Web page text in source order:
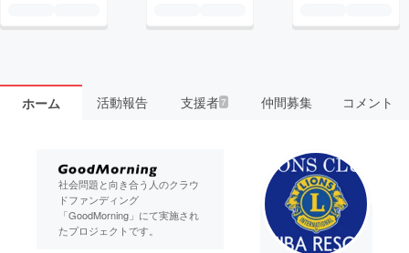
ホーム 活動報告 支援者7 仲間募集 コメント
社会問題と向き合う人のクラウ
ドファンディング
「GoodMorning」にて実施され
たプロジェクトです。